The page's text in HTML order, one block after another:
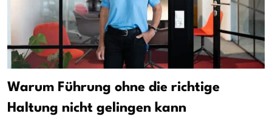
Warum Führung ohne die richtige
Haltung nicht gelingen kann